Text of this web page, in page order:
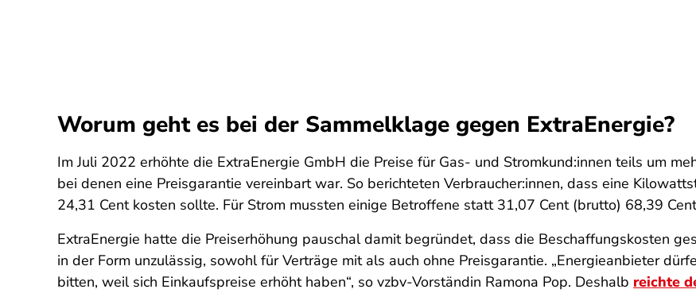
Worum geht es bei der Sammelklage gegen ExtraEnergie?
Im Juli 2022 erhöhte die ExtraEnergie GmbH die Preise für Gas- und Stromkund:innen teils um
bei denen eine Preisgarantie vereinbart war. So berichteten Verbraucher:innen, dass eine
24,31 Cent kosten sollte. Für Strom mussten einige Betroffene statt 31,07 Cent (brutto) 68,39
ExtraEnergie hatte die Preiserhöhung pauschal damit begründet, dass die Beschaffungskosten
in der Form unzulässig, sowohl für Verträge mit als auch ohne Preisgarantie. „Energieanbieter
bitten, weil sich Einkaufspreise erhöht haben“, so vzbv-Vorständin Ramona Pop. Deshalb reichte